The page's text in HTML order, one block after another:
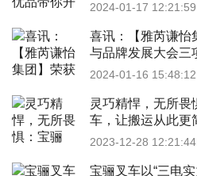
2024-01-17 12:21:59
喜讯：【雅芮谦怡
与品牌发展大会三
2024-01-16 15:48:12
灵巧精悍，无所畏
车，让搬运从此更
2023-12-28 12:21:44
宝骊叉车以“三电